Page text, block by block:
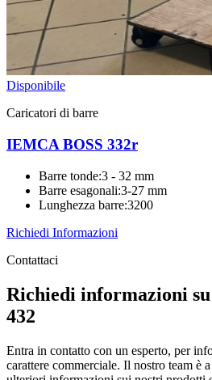
Disponibile
Caricatori di barre
IEMCA BOSS 332r
Barre tonde:3 - 32 mm
Barre esagonali:3-27 mm
Lunghezza barre:3200
Richiedi Informazioni
Contattaci
Richiedi informazioni
432
Entra in contatto con un esperto, per
carattere commerciale. Il nostro team è